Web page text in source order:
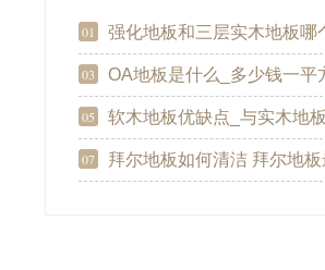
01 强化地板和三层实木地板哪
03 OA地板是什么_多少钱一平方_和
05 软木地板优缺点_与实木地板哪
07 拜尔地板如何清洁 拜尔地